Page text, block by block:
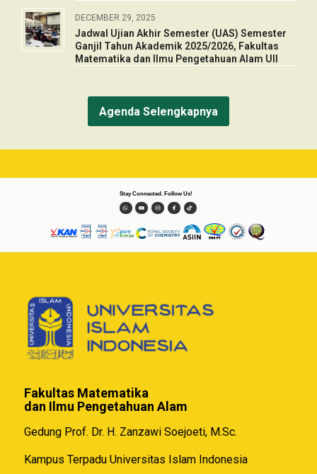
DECEMBER 29, 2025
Jadwal Ujian Akhir Semester (UAS) Semester
Ganjil Tahun Akademik 2025/2026, Fakultas
Matematika dan Ilmu Pengetahuan Alam UII
Agenda Selengkapnya
Stay Connected. Follow Us!
Fakultas Matematika
dan Ilmu Pengetahuan Alam
Gedung Prof. Dr. H. Zanzawi Soejoeti, M.Sc.
Kampus Terpadu Universitas Islam Indonesia